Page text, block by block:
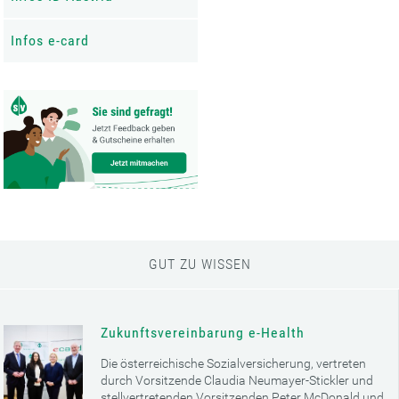
Infos e-card
GUT ZU WISSEN
Zukunftsvereinbarung e-Health
Die österreichische Sozialversicherung, vertreten
durch Vorsitzende Claudia Neumayer-Stickler und